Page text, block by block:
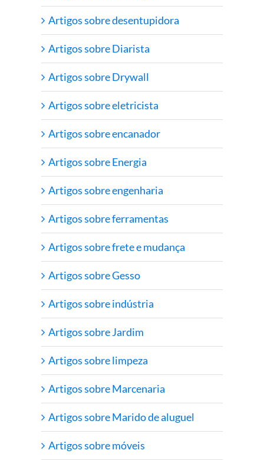
Artigos sobre desentupidora
Artigos sobre Diarista
Artigos sobre Drywall
Artigos sobre eletricista
Artigos sobre encanador
Artigos sobre Energia
Artigos sobre engenharia
Artigos sobre ferramentas
Artigos sobre frete e mudança
Artigos sobre Gesso
Artigos sobre indústria
Artigos sobre Jardim
Artigos sobre limpeza
Artigos sobre Marcenaria
Artigos sobre Marido de aluguel
Artigos sobre móveis